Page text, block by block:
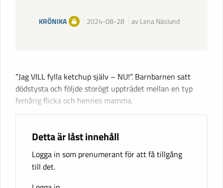
KRÖNIKA 2024-08-28 av Lena Näslund
”Jag VILL fylla ketchup själv – NU!”. Barnbarnen satt
dödstysta och följde storögt uppträdet mellan en typ
femårig flicka och hennes mamma.
Detta är låst innehåll
Logga in som prenumerant för att få tillgång
till det.